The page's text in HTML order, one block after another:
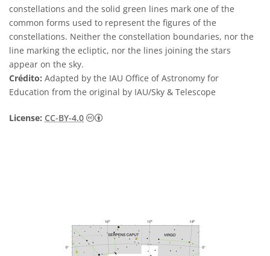
constellations and the solid green lines mark one of the
common forms used to represent the figures of the
constellations. Neither the constellation boundaries, nor the
line marking the ecliptic, nor the lines joining the stars
appear on the sky.
Crédito: Adapted by the IAU Office of Astronomy for
Education from the original by IAU/Sky & Telescope
License: CC-BY-4.0 Creative Commons Attribution 4.0